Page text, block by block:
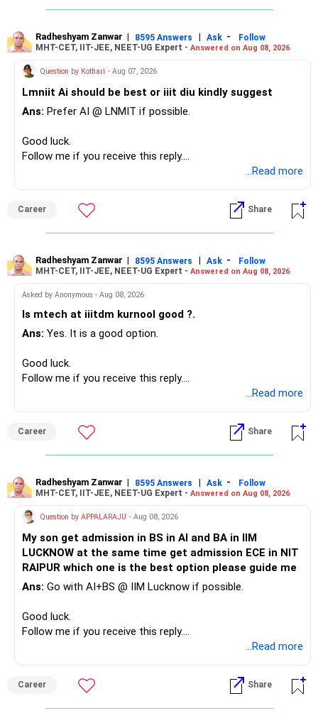
– You have around Rs.15 lakh separately for emergencies.
– The plot is another existing asset, but need not be
increased.
– Your term insurance is already fully paid.
– Family health insurance provides important protection.
– Most importantly, you have no EMI or outstanding loan.
» Your Retirement Requirement
Since you are already retired, your investments should now
I would not put the entire Rs.1 crore FD into equity.
– Safe fixed-income investments for near-term expenses.
– Adequate bank liquidity for emergencies.
– A separate education corpus for your child.
» Childs Education
Therefore, this is your immediate financial priority.
Keep the education requirement separately identified.
If a large amount is required for higher education, plan this
» ULIP Policies
You have a large ULIP with Rs.15 lakh annual premium.
Three years are already paid, with Rs.30 lakh still payable.
Radheshyam Zanwar | 8595 Answers | Ask -
Follow
MHT-CET, IIT-JEE, NEET-UG Expert - Answered on Aug 08, 2026
Question by Kothari - Aug 07, 2026
Lmniit Ai should be best or iiit diu kindly suggest
Ans: Prefer AI @ LNMIT if possible.
Good luck.
Follow me if you receive this reply.
...Read more
Career Share
Radheshyam Zanwar | 8595 Answers | Ask -
Follow
MHT-CET, IIT-JEE, NEET-UG Expert - Answered on Aug 08, 2026
Asked by Anonymous - Aug 08, 2026
Is mtech at iiitdm kurnool good ?.
Ans: Yes. It is a good option.
Good luck.
Follow me if you receive this reply.
...Read more
Career Share
Radheshyam Zanwar | 8595 Answers | Ask -
Follow
MHT-CET, IIT-JEE, NEET-UG Expert - Answered on Aug 08, 2026
Question by APPALARAJU - Aug 08, 2026
My son get admission in BS in AI and BA in IIM
LUCKNOW at the same time get admission ECE in NIT
RAIPUR which one is the best option please guide me
Ans: Go with AI+BS @ IIM Lucknow if possible.
Good luck.
Follow me if you receive this reply.
...Read more
Career Share